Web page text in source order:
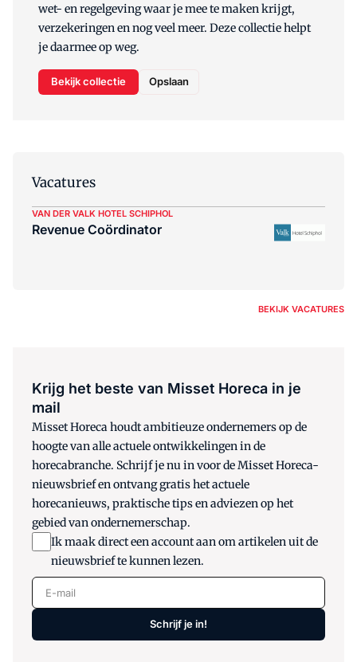
wet- en regelgeving waar je mee te maken krijgt,
verzekeringen en nog veel meer. Deze collectie helpt
je daarmee op weg.
Bekijk collectie Opslaan
Vacatures
VAN DER VALK HOTEL SCHIPHOL
Revenue Coördinator
BEKIJK VACATURES
Krijg het beste van Misset Horeca in je
mail
Misset Horeca houdt ambitieuze ondernemers op de
hoogte van alle actuele ontwikkelingen in de
horecabranche. Schrijf je nu in voor de Misset Horeca-
nieuwsbrief en ontvang gratis het actuele
horecanieuws, praktische tips en adviezen op het
gebied van ondernemerschap.
Ik maak direct een account aan om artikelen uit de
nieuwsbrief te kunnen lezen.
E-mail
Schrijf je in!